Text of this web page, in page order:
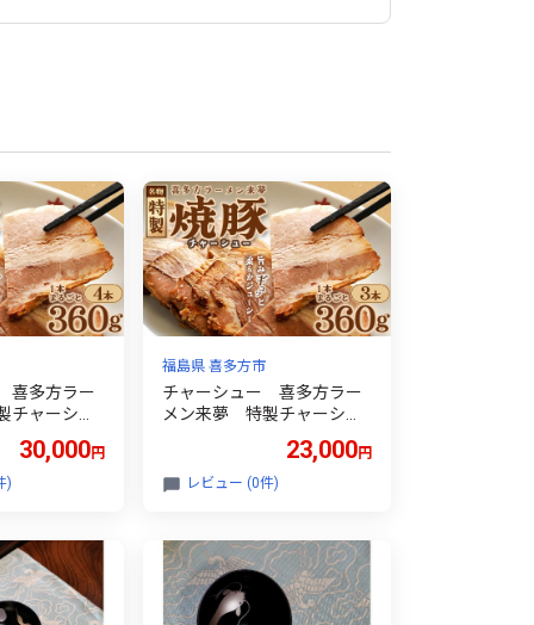
喜多方ラー
ャーシュ
津 喜多
メン おつ
30,000円
)
福島県 喜多方市
チャーシュー 喜多方ラー
メン来夢 特製チャーシュ
ック 冷凍 会津 喜多
方 喜多方ラーメン おつ
23,000円
レビュー (0件)